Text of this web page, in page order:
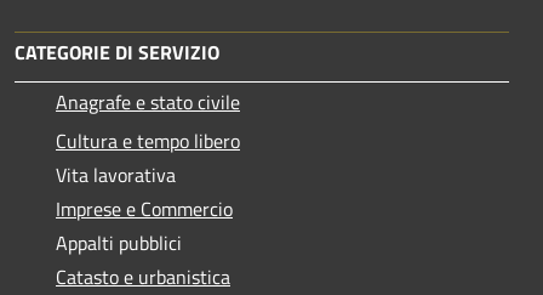
CATEGORIE DI SERVIZIO
Anagrafe e stato civile
Cultura e tempo libero
Vita lavorativa
Imprese e Commercio
Appalti pubblici
Catasto e urbanistica